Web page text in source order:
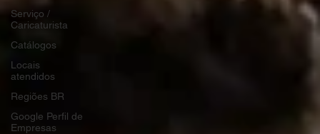
Serviço /
Caricaturista
Catálogos
Locais
atendidos
Regiões BR
Google Perfil de
Empresas